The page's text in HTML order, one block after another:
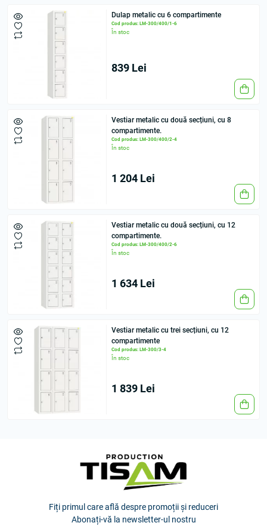
Dulap metalic cu 6 compartimente
Cod produs: LM-300/400/1-6
În stoc
839 Lei
Vestiar metalic cu două secțiuni, cu 8
compartimente.
Cod produs: LM-300/400/2-4
În stoc
1 204 Lei
Vestiar metalic cu două secțiuni, cu 12
compartimente.
Cod produs: LM-300/400/2-6
În stoc
1 634 Lei
Vestiar metalic cu trei secțiuni, cu 12
compartimente
Cod produs: LM-300/3-4
În stoc
1 839 Lei
Fiți primul care află despre promoții și reduceri
Abonați-vă la newsletter-ul nostru